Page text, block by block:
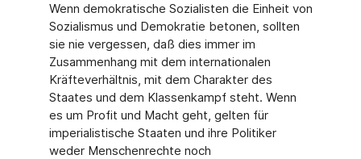
Wenn demokratische Sozialisten die Einheit von
Sozialismus und Demokratie betonen, sollten
sie nie vergessen, daß dies immer im
Zusammenhang mit dem internationalen
Kräfteverhältnis, mit dem Charakter des
Staates und dem Klassenkampf steht. Wenn
es um Profit und Macht geht, gelten für
imperialistische Staaten und ihre Politiker
weder Menschenrechte noch